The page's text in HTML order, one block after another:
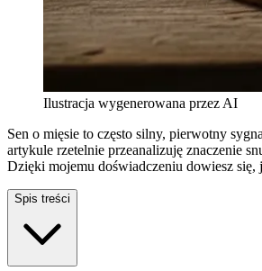
Ilustracja wygenerowana przez AI
Sen o mięsie to często silny, pierwotny
artykule rzetelnie przeanalizuję znaczenie
Dzięki mojemu doświadczeniu dowiesz się,
Spis treści